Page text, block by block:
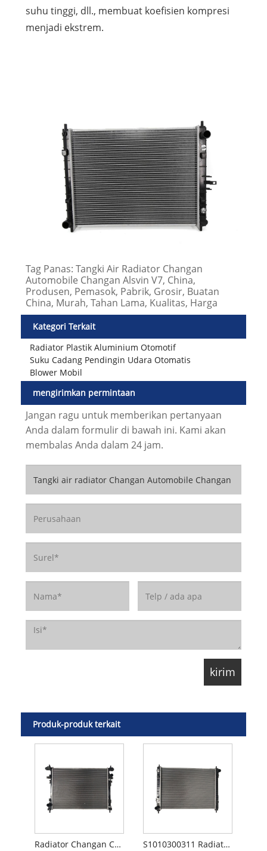
suhu tinggi, dll., membuat koefisien kompresi
menjadi ekstrem.
Tag Panas: Tangki Air Radiator Changan
Automobile Changan Alsvin V7, China,
Produsen, Pemasok, Pabrik, Grosir, Buatan
China, Murah, Tahan Lama, Kualitas, Harga
Kategori Terkait
Radiator Plastik Aluminium Otomotif
Suku Cadang Pendingin Udara Otomatis
Blower Mobil
mengirimkan permintaan
Jangan ragu untuk memberikan pertanyaan
Anda dalam formulir di bawah ini. Kami akan
membalas Anda dalam 24 jam.
Produk-produk terkait
Radiator Changan CS75 1301010M01 S1010300311 Radiator Changan CS35